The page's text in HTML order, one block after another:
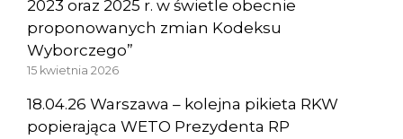
2023 oraz 2025 r. w świetle obecnie
proponowanych zmian Kodeksu
Wyborczego”
15 kwietnia 2026
18.04.26 Warszawa – kolejna pikieta RKW
popierająca WETO Prezydenta RP